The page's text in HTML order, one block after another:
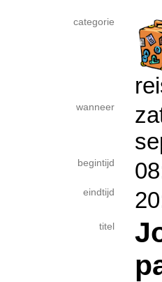
categorie
wanneer
begintijd
eindtijd
titel